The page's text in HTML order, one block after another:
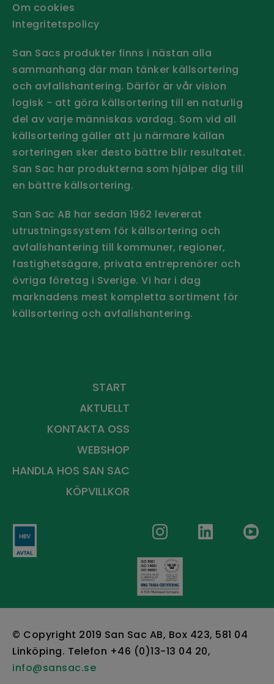
Om cookies
Integritetspolicy
San Sacs produkter finns i nästan alla
sammanhang där man tänker källsortering
och avfallshantering. Därför är vår vision
logisk - att göra källsortering till en naturlig
del av varje människas vardag. Som vid all
källsortering gäller att ju närmare källan
sorteringen sker desto bättre blir resultatet.
San Sac har produkterna som hjälper dig till
en bättre källsortering.
San Sac AB har sedan 1962 levererat
utrustningssystem för källsortering och
avfallshantering till kommuner, regioner,
fastighetsägare, privata entreprenörer och
övriga företag i Sverige. Vi har i dag
marknadens mest kompletta sortiment för
källsortering och avfallshantering.
START
AKTUELLT
KONTAKTA OSS
WEBSHOP
HANDLA HOS SAN SAC
KÖPVILLKOR
© Copyright 2019 San Sac AB, Box 423, 581 04
Linköping. Telefon +46 (0)13-13 04 20,
info@sansac.se